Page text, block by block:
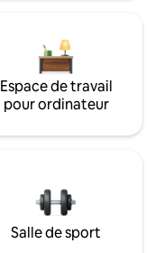
Espace de travail
pour ordinateur
Salle de sport